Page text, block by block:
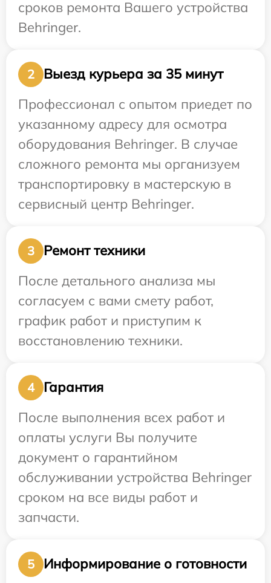
сроков ремонта Вашего устройства
Behringer.
2
Выезд курьера за 35 минут
Профессионал с опытом приедет по
указанному адресу для осмотра
оборудования Behringer. В случае
сложного ремонта мы организуем
транспортировку в мастерскую в
сервисный центр Behringer.
3
Ремонт техники
После детального анализа мы
согласуем с вами смету работ,
график работ и приступим к
восстановлению техники.
4
Гарантия
После выполнения всех работ и
оплаты услуги Вы получите
документ о гарантийном
обслуживании устройства Behringer
сроком на все виды работ и
запчасти.
5
Информирование о готовности